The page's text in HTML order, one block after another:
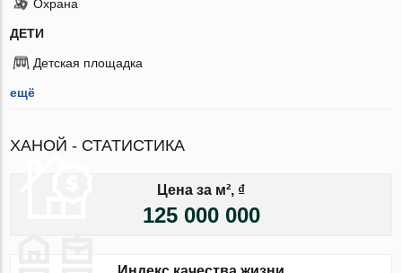
Охрана
ДЕТИ
Детская площадка
ещё
ХАНОЙ - СТАТИСТИКА
Цена за м², ₫
125 000 000